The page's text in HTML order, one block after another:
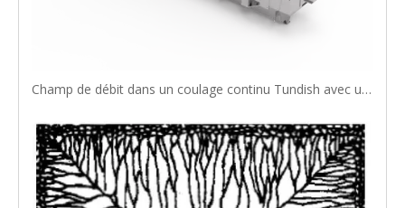
Champ de débit dans un coulage continu Tundish avec un nouveau radiateur à induction unique